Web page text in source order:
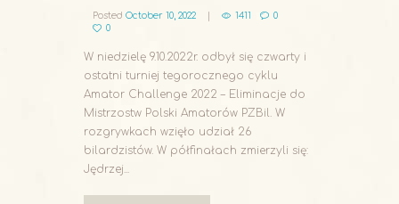
Posted October 10, 2022 1411
0
0
W niedzielę 9.10.2022r. odbył się czwarty i
ostatni turniej tegorocznego cyklu
Amator Challenge 2022 – Eliminacje do
Mistrzostw Polski Amatorów PZBil. W
rozgrywkach wzięło udział 26
bilardzistów. W półfinałach zmierzyli się:
Jędrzej...